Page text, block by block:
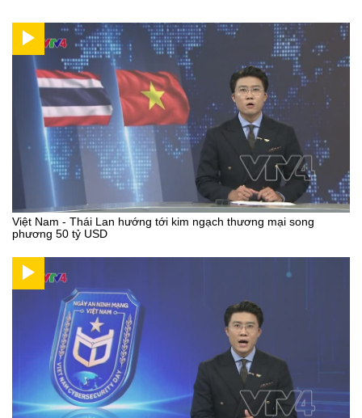
Việt Nam - Thái Lan hướng tới kim ngạch thương mại song
phương 50 tỷ USD